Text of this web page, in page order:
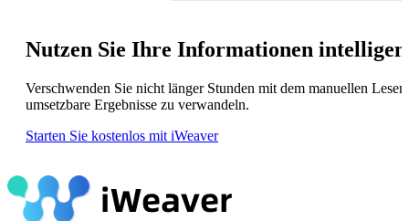
Analyse, Schreiben,
Nutzen Sie Ihre Informationen
Verschwenden Sie nicht länger Stunden mit dem manuellen
umsetzbare Ergebnisse zu verwandeln.
Starten Sie kostenlos mit iWeaver